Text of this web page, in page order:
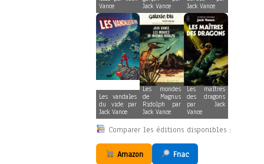
Vance
Jack Vance
Jack Vance
Les vandales
du vide par
Jack Vance
Les mondes
de Magnus
Ridolph par
Jack Vance
Les maîtres
des dragons
par Jack
Vance
Comparer les éditions disponibles :
Amazon Fnac